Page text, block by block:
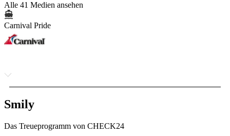
Alle 41 Medien ansehen
Carnival Pride
Smily
Das Treueprogramm von CHECK24